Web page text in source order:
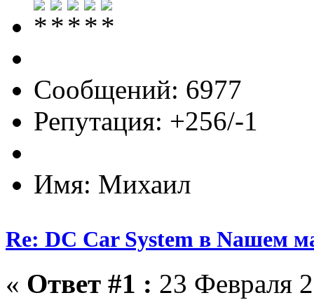
Сообщений: 6977
Репутация: +256/-1
Имя: Михаил
Re: DC Car System в Nашем
« Ответ #1 : 23 Февраля